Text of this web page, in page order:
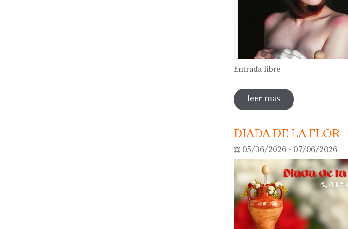
Entrada libre
leer más sobre visita
DIADA DE LA FLOR
05/06/2026 - 07/06/2026